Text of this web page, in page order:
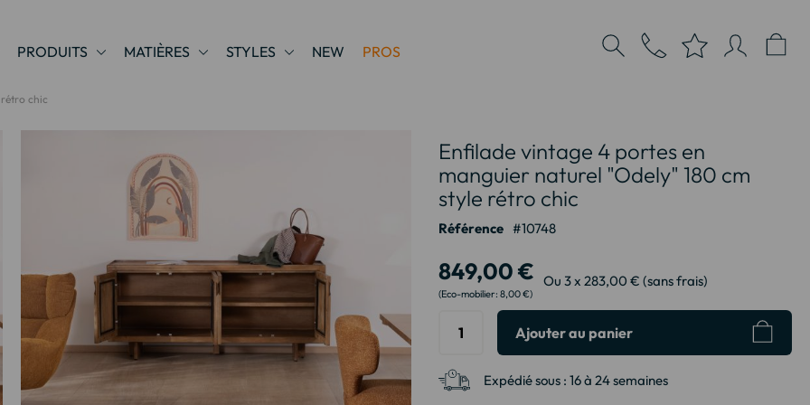
PRODUITS MATIÈRES STYLES NEW PROS
chic
Enfilade vintage 4 portes en
manguier naturel "Odely" 180 cm
style rétro chic
Référence 10748
849,00 €
8,00 €
Ou 3 x 283,00 € (sans frais)
Ajouter au panier
Expédié sous : 16 à 24 semaines